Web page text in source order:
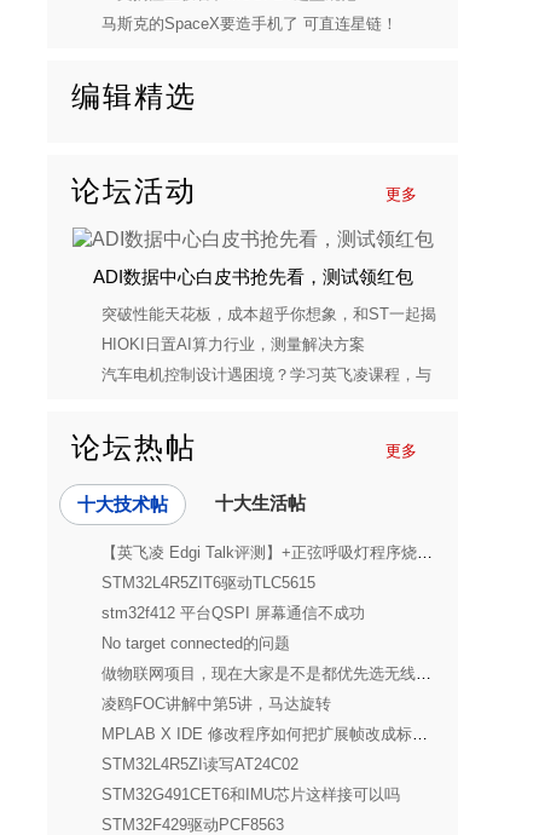
马斯克的SpaceX要造手机了 可直连星链！
编辑精选
更多
论坛活动
ADI数据中心白皮书抢先看，测试领红包
突破性能天花板，成本超乎你想象，和ST一起揭
开STM32C5的神秘面纱
HIOKI日置AI算力行业，测量解决方案
汽车电机控制设计遇困境？学习英飞凌课程，与
更多
论坛热帖
十大技术帖 十大生活帖
【英飞凌 Edgi Talk评测】+正弦呼吸灯程序烧录测试
STM32L4R5ZIT6驱动TLC5615
stm32f412 平台QSPI 屏幕通信不成功
No target connected的问题
做物联网项目，现在大家是不是都优先选无线方案了？
凌鸥FOC讲解中第5讲，马达旋转
MPLAB X IDE 修改程序如何把扩展帧改成标准帧
STM32L4R5ZI读写AT24C02
STM32G491CET6和IMU芯片这样接可以吗
STM32F429驱动PCF8563